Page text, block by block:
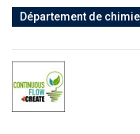
Département de chimie